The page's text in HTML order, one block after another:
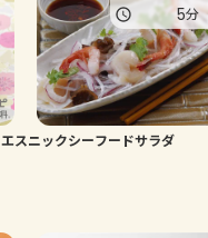
エスニックシーフードサラダ
5分